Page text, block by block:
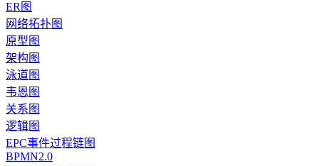
ER图
网络拓扑图
原型图
架构图
泳道图
韦恩图
关系图
逻辑图
EPC事件过程链图
BPMN2.0